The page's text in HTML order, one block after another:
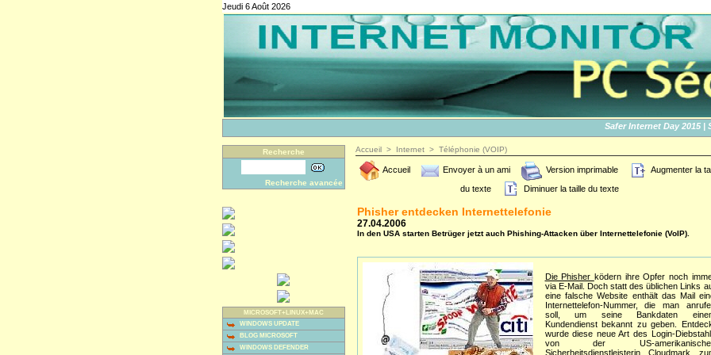
Jeudi 6 Août 2026
Safer Internet Day 2015 |
Recherche
Recherche avancée
MICROSOFT+LINUX+MAC
WINDOWS UPDATE
BLOG MICROSOFT
WINDOWS DEFENDER
Accueil > Internet > Téléphonie (VOIP)
Accueil Envoyer à un ami Version imprimable
Augmenter la
du texte
Diminuer la taille du texte
Phisher entdecken Internettelefonie
27.04.2006
In den USA starten Betrüger jetzt auch Phishing-Attacken über Internettelefonie (VoIP).
Die Phisher ködern ihre Opfer noch
via E-Mail. Doch statt des üblichen Links
eine falsche Website enthält das Mail
Internettelefon-Nummer, die man
soll, um seine Bankdaten
Kundendienst bekannt zu geben.
wurde diese neue Art des Login-
von der US-
Sicherheitsdienstleisterin Cloudmark